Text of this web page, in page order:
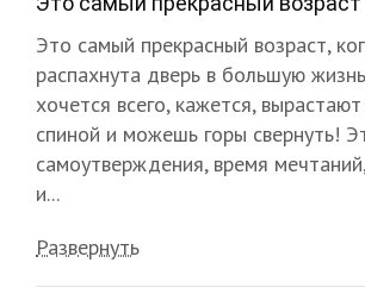
Это самый прекрасный возраст,
распахнута дверь в большую
хочется всего, кажется,
спиной и можешь горы свернуть!
самоутверждения, время
и...
Развернуть